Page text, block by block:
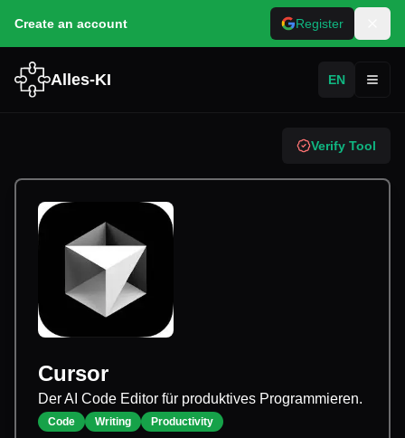
Create an account Register
Alles-KI EN
Verify Tool
Cursor
Der AI Code Editor für produktives Programmieren.
Code Writing Productivity